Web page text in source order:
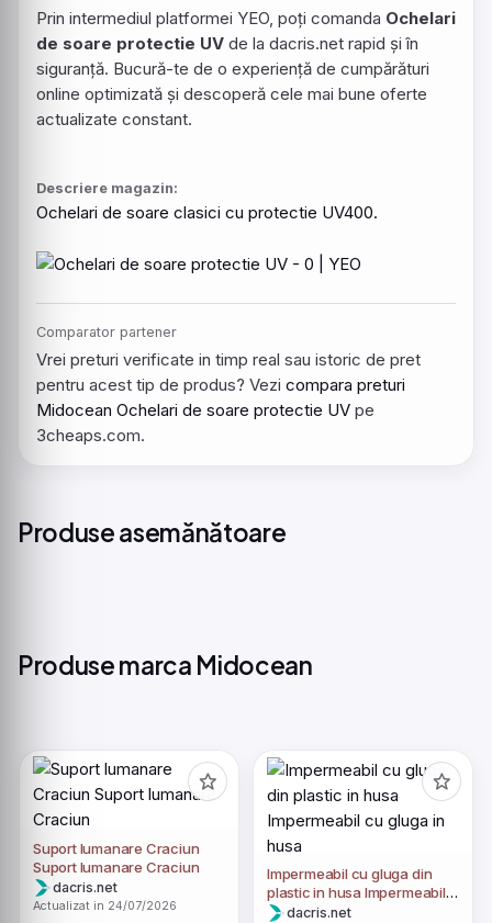
Prin intermediul platformei YEO, poți comanda Ochelari
de soare protectie UV de la dacris.net rapid și în
siguranță. Bucură-te de o experiență de cumpărături
online optimizată și descoperă cele mai bune oferte
actualizate constant.
Descriere magazin:
Ochelari de soare clasici cu protectie UV400.
Comparator partener
Vrei preturi verificate in timp real sau istoric de pret
pentru acest tip de produs? Vezi compara preturi
Midocean Ochelari de soare protectie UV pe
3cheaps.com.
Produse asemănătoare
Produse marca Midocean
Suport lumanare Craciun
Suport lumanare Craciun
dacris.net
Actualizat in 24/07/2026
Impermeabil cu gluga din
plastic in husa Impermeabil
cu gluga in husa
dacris.net